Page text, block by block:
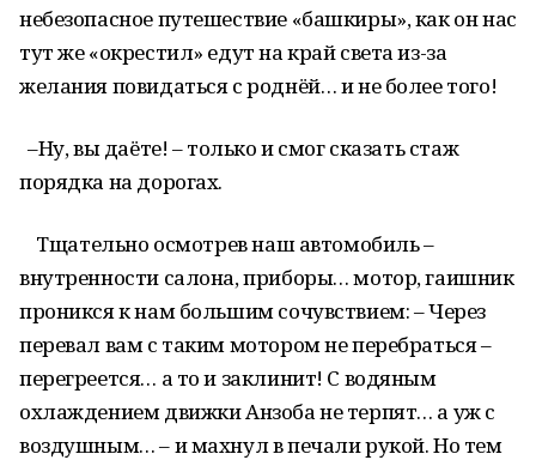
небезопасное путешествие «башкиры», как он нас
тут же «окрестил» едут на край света из-за
желания повидаться с роднёй… и не более того!
–Ну, вы даёте! – только и смог сказать стаж
порядка на дорогах.
Тщательно осмотрев наш автомобиль –
внутренности салона, приборы… мотор, гаишник
проникся к нам большим сочувствием: – Через
перевал вам с таким мотором не перебраться –
перегреется… а то и заклинит! С водяным
охлаждением движки Анзоба не терпят… а уж с
воздушным… – и махнул в печали рукой. Но тем